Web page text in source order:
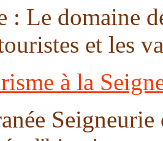
: Le domaine
et les
à la